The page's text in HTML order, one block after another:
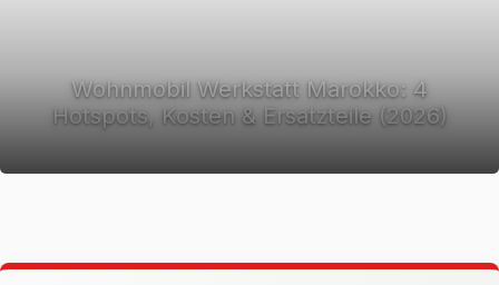
Wohnmobil Werkstatt Marokko: 4
Hotspots, Kosten & Ersatzteile (2026)